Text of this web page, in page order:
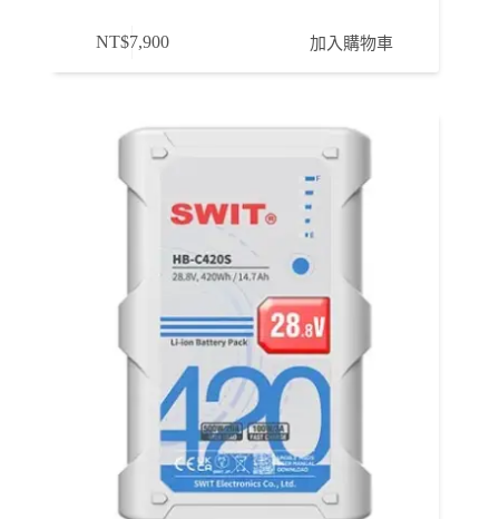
NT$7,900 加入購物車